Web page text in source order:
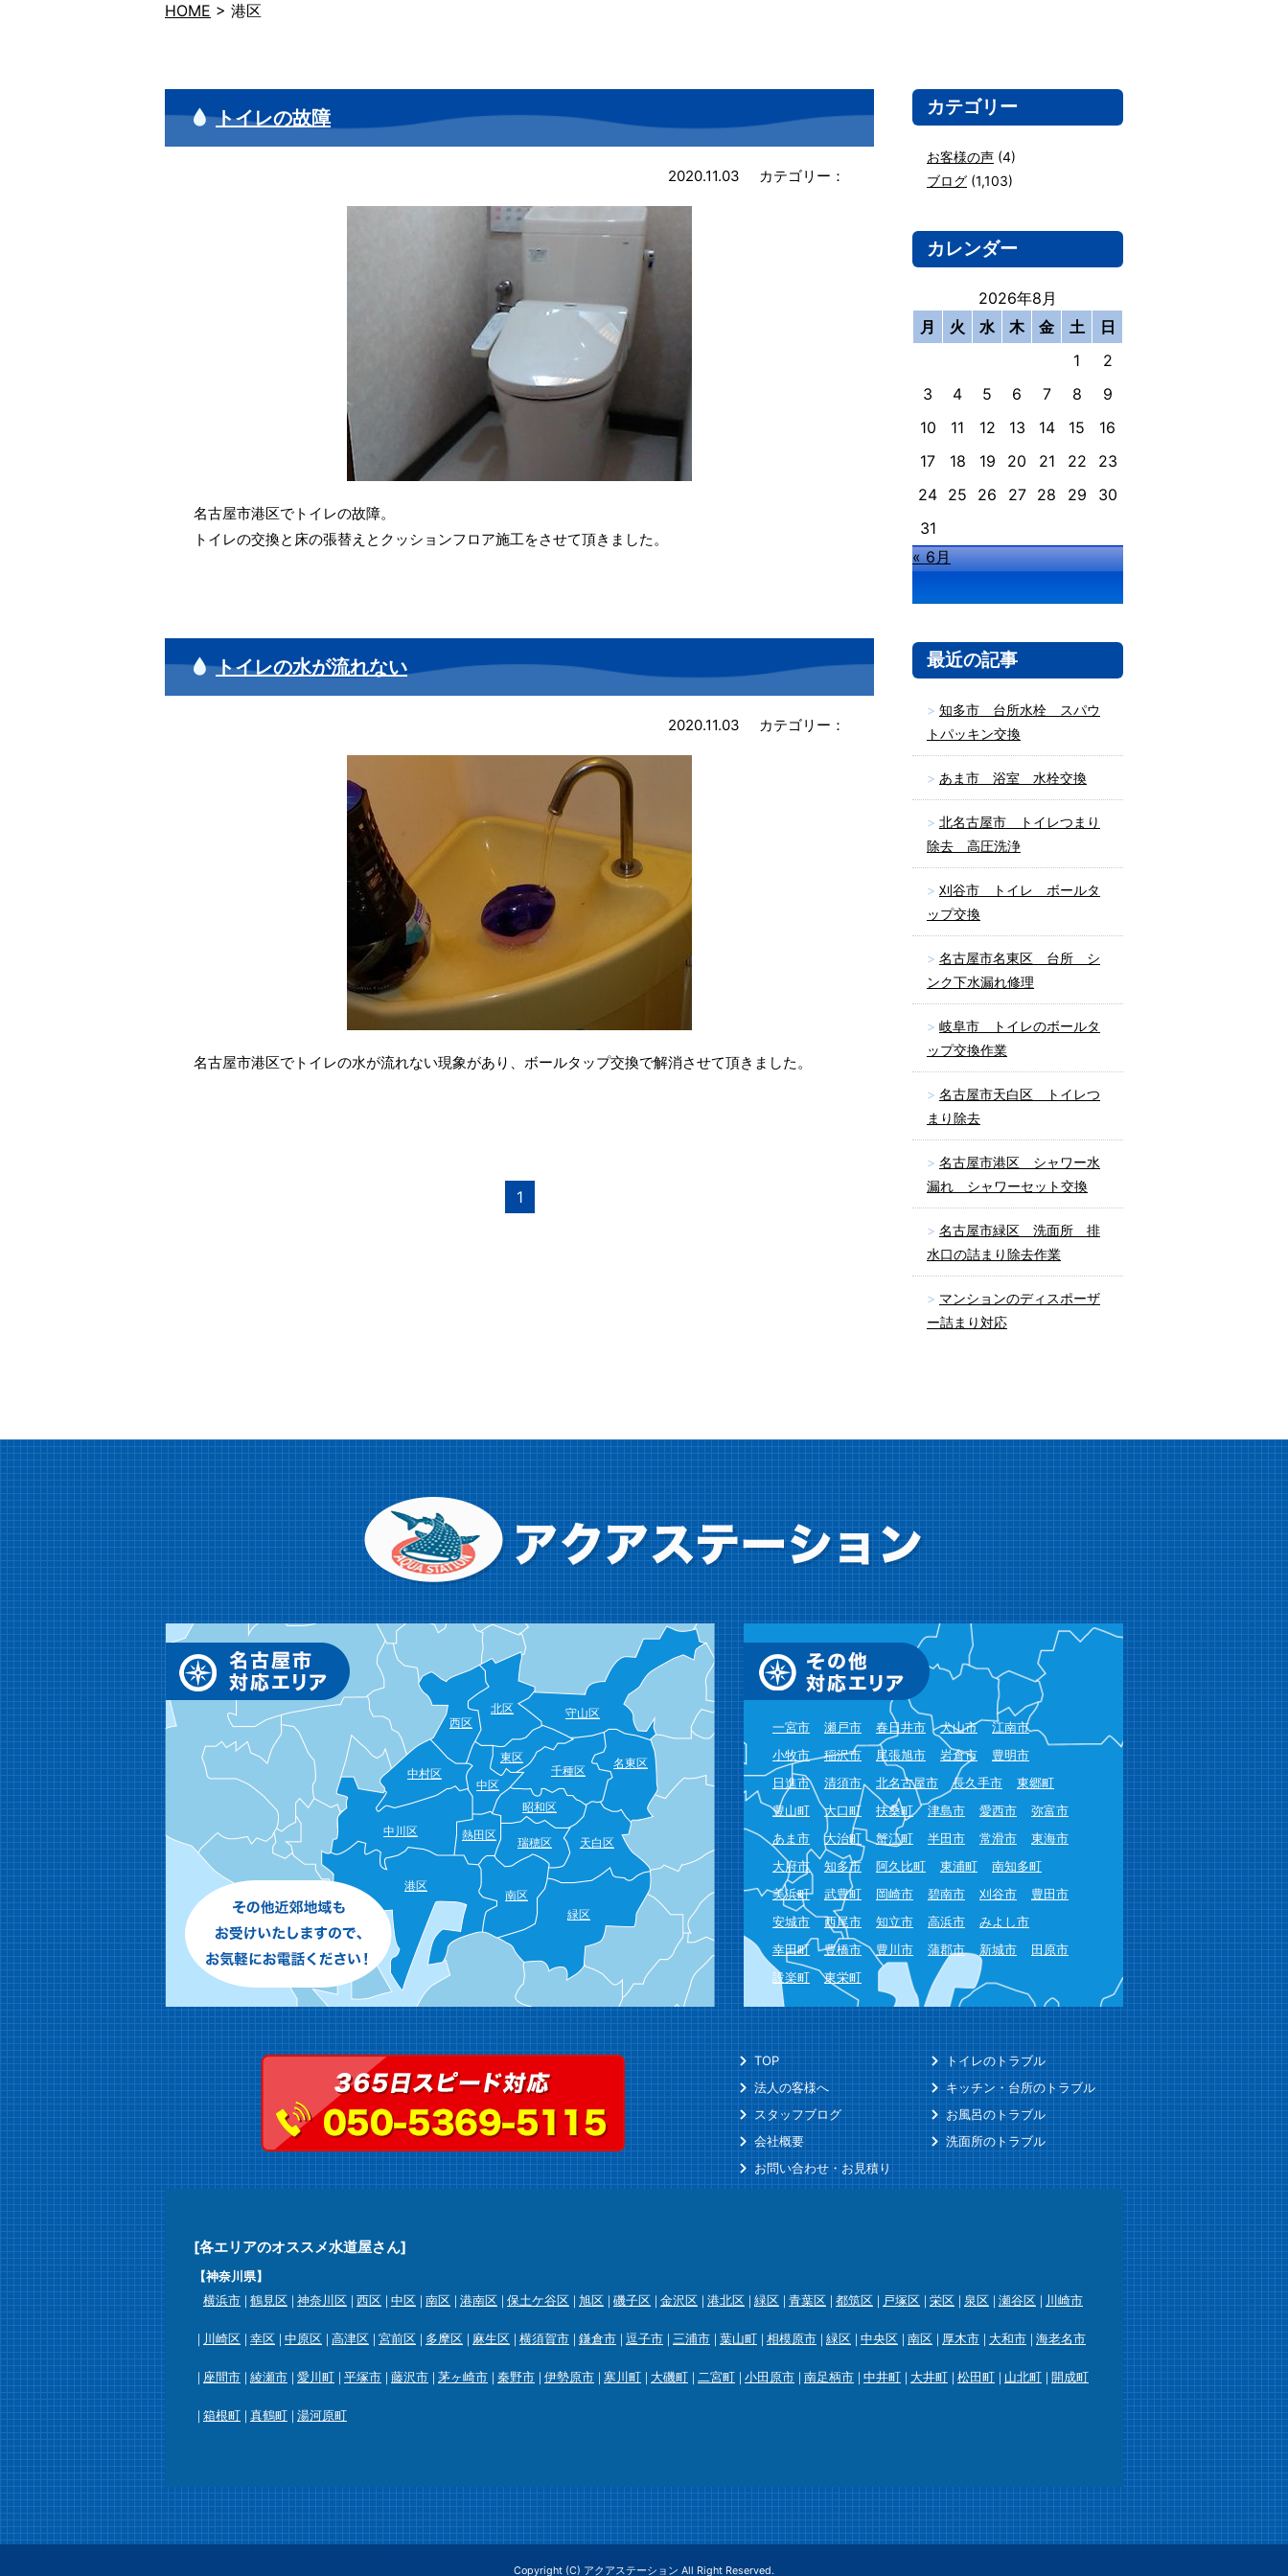
HOME > 港区
トイレの故障
2020.11.03 カテゴリー：
名古屋市港区でトイレの故障。
トイレの交換と床の張替えとクッションフロア施工をさせて頂きました。
トイレの水が流れない
2020.11.03 カテゴリー：
名古屋市港区でトイレの水が流れない現象があり、ボールタップ交換で解消させて頂きました。
1
カテゴリー
お客様の声 (4)
ブログ (1,103)
カレンダー
2026年8月
月
火 水 木 金 土
日
1
2
3
4 5 6 7 8
9
10
11 12 13 14 15
16
17
18 19 20 21 22
23
24 25 26 27 28 29
30
31
« 6月
最近の記事
知多市 台所水栓 スパウ
トパッキン交換
あま市 浴室 水栓交換
北名古屋市 トイレつまり
除去 高圧洗浄
刈谷市 トイレ ボールタ
ップ交換
名古屋市名東区 台所 シ
ンク下水漏れ修理
岐阜市 トイレのボールタ
ップ交換作業
名古屋市天白区 トイレつ
まり除去
名古屋市港区 シャワー水
漏れ シャワーセット交換
名古屋市緑区 洗面所 排
水口の詰まり除去作業
マンションのディスポーザ
ー詰まり対応
北区
西区
守山区
東区 名東区
千種区
中区
中村区
昭和区
天白区
瑞穂区
熱田区
中川区
緑区
南区
港区
一宮市 瀬戸市 春日井市 犬山市
江南市
小牧市
稲沢市 尾張旭市 岩倉市
豊明市
日進市
清須市 北名古屋市 長久手市
東郷町
豊山町
大口町 扶桑町 津島市 愛西市
弥富市
あま市
大治町 蟹江町 半田市 常滑市
東海市
大府市
知多市 阿久比町 東浦町
南知多町
美浜町
武豊町 岡崎市 碧南市 刈谷市
豊田市
安城市
西尾市 知立市 高浜市
みよし市
幸田町
豊橋市 豊川市 蒲郡市 新城市
田原市
設楽町
東栄町
TOP
法人の客様へ
スタッフブログ
会社概要
お問い合わせ・お見積り
トイレのトラブル
キッチン・台所のトラブル
お風呂のトラブル
洗面所のトラブル
[各エリアのオススメ水道屋さん]
【神奈川県】
横浜市
鶴見区 神奈川区 西区 中区 南区 港南区 保土ケ谷区 旭区 磯子区 金沢区 港北区 緑区 青葉区 都筑区 戸塚区 栄区 泉区 瀬谷区 川崎市
川崎区 幸区 中原区 高津区 宮前区 多摩区 麻生区 横須賀市 鎌倉市 逗子市 三浦市 葉山町 相模原市 緑区 中央区 南区 厚木市 大和市 海老名市
座間市 綾瀬市 愛川町 平塚市 藤沢市 茅ヶ崎市 秦野市 伊勢原市 寒川町 大磯町 二宮町 小田原市 南足柄市 中井町 大井町 松田町 山北町 開成町
箱根町 真鶴町 湯河原町
Copyright (C) アクアステーション All Right Reserved.